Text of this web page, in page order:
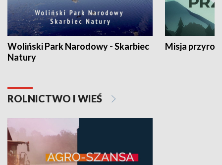
Woliński Park Narodowy - Skarbiec
Natury
Misja
ROLNICTWO I WIEŚ